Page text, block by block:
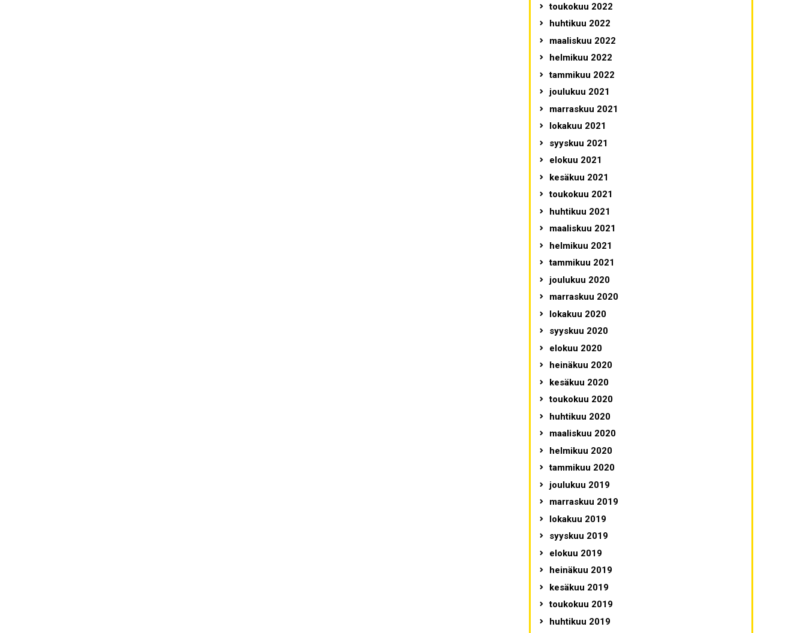
toukokuu 2022
huhtikuu 2022
maaliskuu 2022
helmikuu 2022
tammikuu 2022
joulukuu 2021
marraskuu 2021
lokakuu 2021
syyskuu 2021
elokuu 2021
kesäkuu 2021
toukokuu 2021
huhtikuu 2021
maaliskuu 2021
helmikuu 2021
tammikuu 2021
joulukuu 2020
marraskuu 2020
lokakuu 2020
syyskuu 2020
elokuu 2020
heinäkuu 2020
kesäkuu 2020
toukokuu 2020
huhtikuu 2020
maaliskuu 2020
helmikuu 2020
tammikuu 2020
joulukuu 2019
marraskuu 2019
lokakuu 2019
syyskuu 2019
elokuu 2019
heinäkuu 2019
kesäkuu 2019
toukokuu 2019
huhtikuu 2019